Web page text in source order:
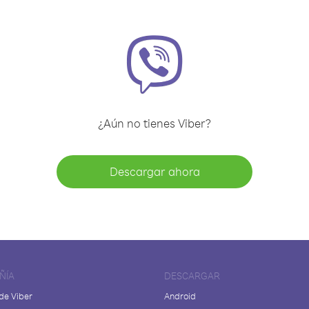
¿Aún no tienes Viber?
Descargar ahora
Viber
DESCARGAR
Android